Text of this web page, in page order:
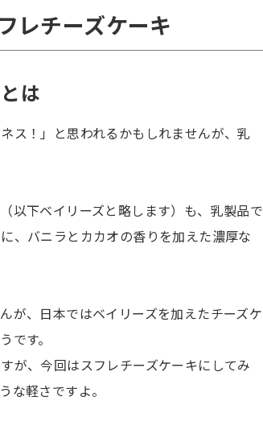
レチーズケーキ
は
ス！」と思われるかもしれませんが、乳
以下ベイリーズと略します）も、乳製品で
、バニラとカカオの香りを加えた濃厚な
が、日本ではベイリーズを加えたチーズケ
です。
が、今回はスフレチーズケーキにしてみ
な軽さですよ。